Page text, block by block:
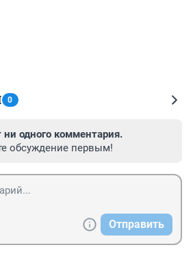
0
ни одного комментария.
обсуждение первым!
Отправить